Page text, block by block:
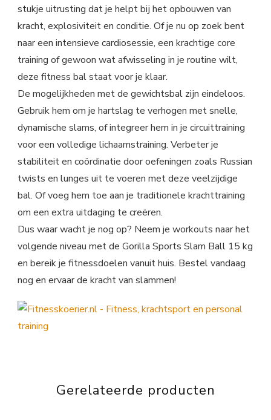
stukje uitrusting dat je helpt bij het opbouwen van
kracht, explosiviteit en conditie. Of je nu op zoek bent
naar een intensieve cardiosessie, een krachtige core
training of gewoon wat afwisseling in je routine wilt,
deze fitness bal staat voor je klaar.
De mogelijkheden met de gewichtsbal zijn eindeloos.
Gebruik hem om je hartslag te verhogen met snelle,
dynamische slams, of integreer hem in je circuittraining
voor een volledige lichaamstraining. Verbeter je
stabiliteit en coördinatie door oefeningen zoals Russian
twists en lunges uit te voeren met deze veelzijdige
bal. Of voeg hem toe aan je traditionele krachttraining
om een extra uitdaging te creëren.
Dus waar wacht je nog op? Neem je workouts naar het
volgende niveau met de Gorilla Sports Slam Ball 15 kg
en bereik je fitnessdoelen vanuit huis. Bestel vandaag
nog en ervaar de kracht van slammen!
Gerelateerde producten